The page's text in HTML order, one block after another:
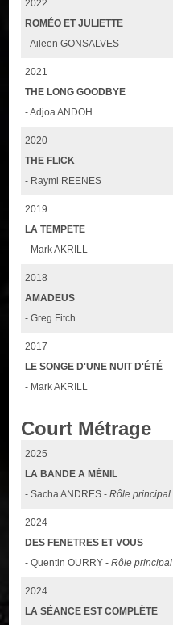
2022
ROMÉO ET JULIETTE
- Aileen GONSALVES
2021
THE LONG GOODBYE
- Adjoa ANDOH
2020
THE FLICK
- Raymi REENES
2019
LA TEMPETE
- Mark AKRILL
2018
AMADEUS
- Greg Fitch
2017
LE SONGE D'UNE NUIT D'ÉTÉ
- Mark AKRILL
Court Métrage
2025
LA BANDE A MÉNIL
- Sacha ANDRES -Rôle principal
2024
DES FENETRES ET VOUS
- Quentin OURRY -Rôle principal
2024
LA SÉANCE EST COMPLÈTE